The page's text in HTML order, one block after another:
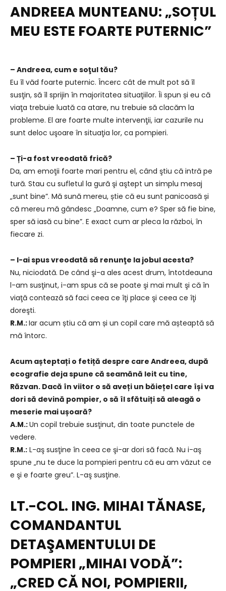
ANDREEA MUNTEANU: „SOȚUL
MEU ESTE FOARTE PUTERNIC”
– Andreea, cum e soţul tău?
Eu îl văd foarte puternic. Încerc cât de mult pot să îl
susţin, să îl sprijin în majoritatea situaţiilor. Îi spun și eu că
viaţa trebuie luată ca atare, nu trebuie să clacăm la
probleme. El are foarte multe intervenţii, iar cazurile nu
sunt deloc uşoare în situaţia lor, ca pompieri.
– Ți-a fost vreodată frică?
Da, am emoţii foarte mari pentru el, când ştiu că intră pe
tură. Stau cu sufletul la gură şi aştept un simplu mesaj
„sunt bine”. Mă sună mereu, știe că eu sunt panicoasă și
că mereu mă gândesc „Doamne, cum e? Sper să fie bine,
sper să iasă cu bine”. E exact cum ar pleca la război, în
fiecare zi.
– I-ai spus vreodată să renunţe la jobul acesta?
Nu, niciodată. De când şi-a ales acest drum, întotdeauna
l-am susţinut, i-am spus că se poate şi mai mult şi că în
viaţă contează să faci ceea ce îţi place şi ceea ce îţi
doreşti.
R.M.:Iar acum știu că am și un copil care mă așteaptă să
mă întorc.
Acum așteptați o fetiță despre care Andreea, după
ecografie deja spune că seamănă leit cu tine,
Răzvan. Dacă în viitor o să aveți un băiețel care își va
dori să devină pompier, o să îl sfătuiți să aleagă o
meserie mai ușoară?
A.M.:Un copil trebuie susţinut, din toate punctele de
vedere.
R.M.: L-aş susţine în ceea ce şi-ar dori să facă. Nu i-aş
spune „nu te duce la pompieri pentru că eu am văzut ce
e şi e foarte greu”. L-aş susţine.
LT.-COL. ING. MIHAI TĂNASE,
COMANDANTUL
DETAŞAMENTULUI DE
POMPIERI „MIHAI VODĂ”:
„CRED CĂ NOI, POMPIERII,